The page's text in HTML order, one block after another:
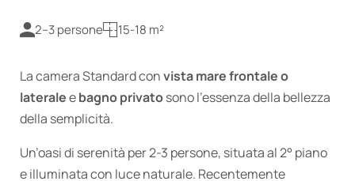
Esperienze
2–3 persone 15-18 m²
La camera Standard convista mare frontale o
lateraleebagno privatosono l’essenza della bellezza
della semplicità.
Un’oasi di serenità per 2-3 persone, situata al 2° piano
e illuminata con luce naturale. Recentemente